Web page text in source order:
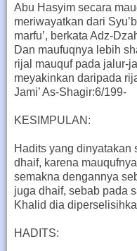
Abu Hasyim secara
meriwayatkan dari
marfu’, berkata Adz-
Dan maufuqnya lebih
rijal mauquf pada jalur-
meyakinkan daripada
Jami’ As-Shagir:6/199-
KESIMPULAN:
Hadits yang dinyatakan
dhaif, karena
semakna dengannya
juga dhaif, sebab pada
Khalid dia
HADITS: